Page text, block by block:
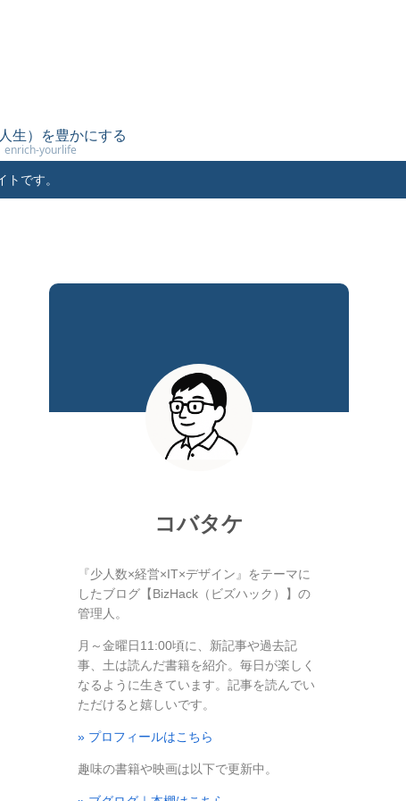
生）を豊かにする
enrich-yourlife
です。
コバタケ
『少人数×経営×IT×デザイン』をテーマに
したブログ【BizHack（ビズハック）】の
管理人。
月～金曜日11:00頃に、新記事や過去記
事、土は読んだ書籍を紹介。毎日が楽しく
なるように生きています。記事を読んでい
ただけると嬉しいです。
» プロフィールはこちら
趣味の書籍や映画は以下で更新中。